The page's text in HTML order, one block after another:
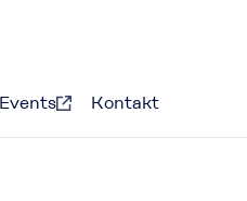
Events Kontakt